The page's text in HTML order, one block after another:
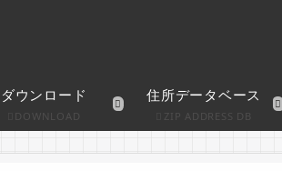
ダウンロード
DOWNLOAD
住所データベース
ZIP ADDRESS DB